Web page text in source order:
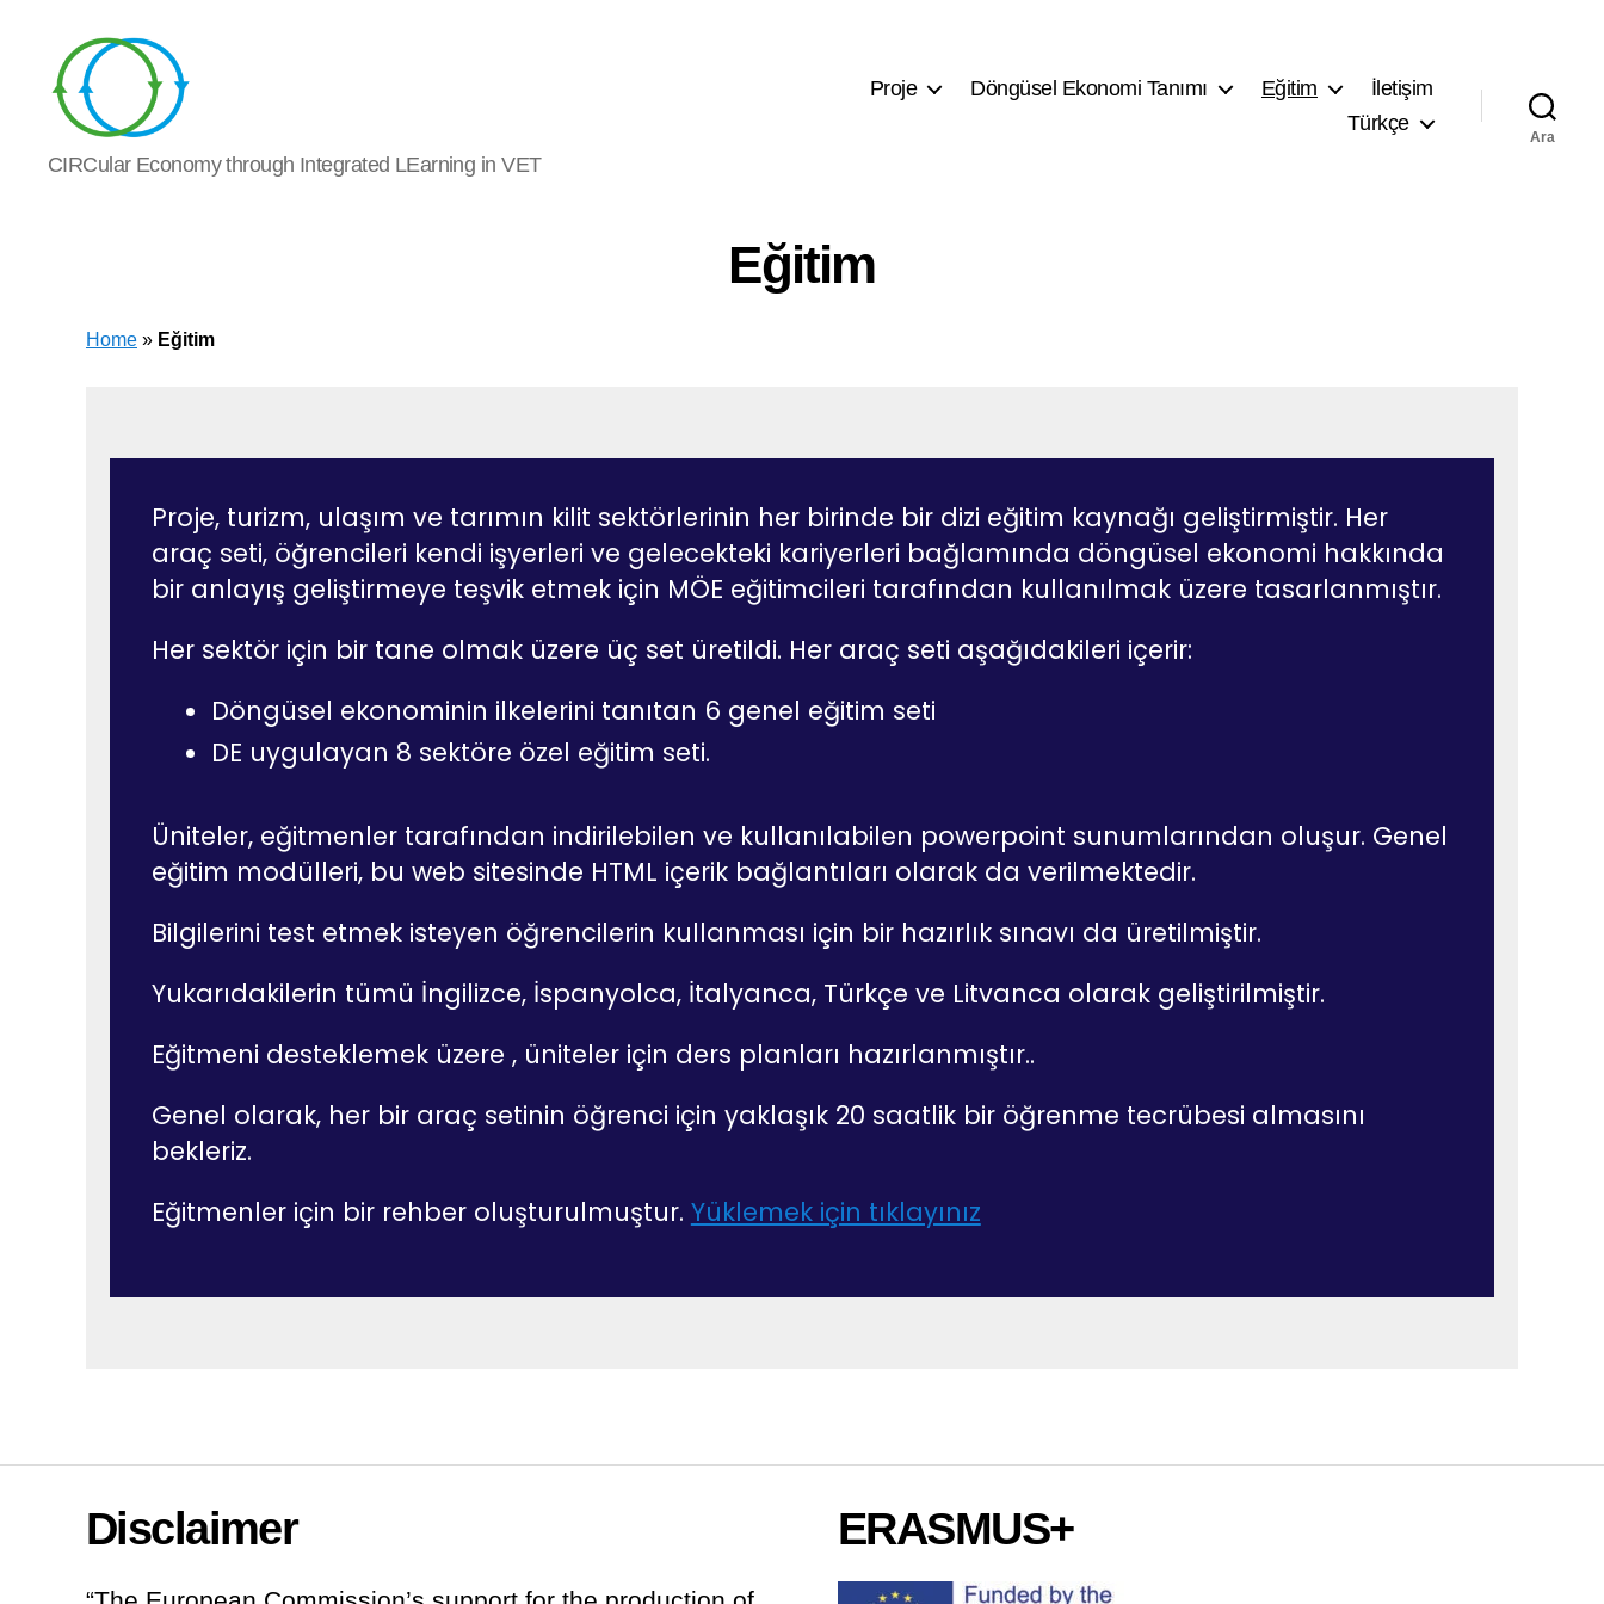
Circle
Learning
CIRCular Economy through Integrated LEarning in VET
Proje Döngüsel Ekonomi Tanımı Eğitim
İletişim
Türkçe
Ara
Eğitim
Home » Eğitim
Proje, turizm, ulaşım ve tarımın kilit sektörlerinin her birinde bir dizi eğitim kaynağı geliştirmiştir. Her
araç seti, öğrencileri kendi işyerleri ve gelecekteki kariyerleri bağlamında döngüsel ekonomi hakkında
bir anlayış geliştirmeye teşvik etmek için MÖE eğitimcileri tarafından kullanılmak üzere tasarlanmıştır.
Her sektör için bir tane olmak üzere üç set üretildi. Her araç seti aşağıdakileri içerir:
Döngüsel ekonominin ilkelerini tanıtan 6 genel eğitim seti
DE uygulayan 8 sektöre özel eğitim seti.
Üniteler, eğitmenler tarafından indirilebilen ve kullanılabilen powerpoint sunumlarından oluşur. Genel
eğitim modülleri, bu web sitesinde HTML içerik bağlantıları olarak da verilmektedir.
Bilgilerini test etmek isteyen öğrencilerin kullanması için bir hazırlık sınavı da üretilmiştir.
Yukarıdakilerin tümü İngilizce, İspanyolca, İtalyanca, Türkçe ve Litvanca olarak geliştirilmiştir.
Eğitmeni desteklemek üzere , üniteler için ders planları hazırlanmıştır..
Genel olarak, her bir araç setinin öğrenci için yaklaşık 20 saatlik bir öğrenme tecrübesi almasını
bekleriz.
Eğitmenler için bir rehber oluşturulmuştur. Yüklemek için tıklayınız
Disclaimer ERASMUS+